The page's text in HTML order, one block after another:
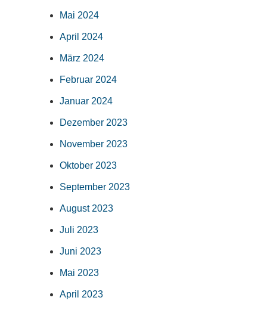
Mai 2024
April 2024
März 2024
Februar 2024
Januar 2024
Dezember 2023
November 2023
Oktober 2023
September 2023
August 2023
Juli 2023
Juni 2023
Mai 2023
April 2023